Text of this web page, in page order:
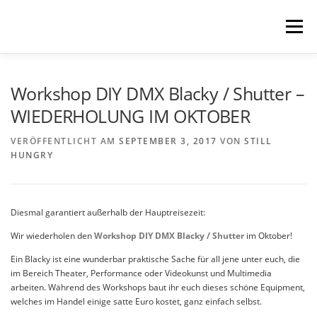
Menü
Workshop DIY DMX Blacky / Shutter –
WIEDERHOLUNG IM OKTOBER
VERÖFFENTLICHT AM SEPTEMBER 3, 2017 VON STILL
HUNGRY
Diesmal garantiert außerhalb der Hauptreisezeit:
Wir wiederholen denWorkshop DIY DMX Blacky / Shutter im Oktober!
Ein Blacky ist eine wunderbar praktische Sache für all jene unter euch, die
im Bereich Theater, Performance oder Videokunst und Multimedia
arbeiten. Während des Workshops baut ihr euch dieses schöne Equipment,
welches im Handel einige satte Euro kostet, ganz einfach selbst.